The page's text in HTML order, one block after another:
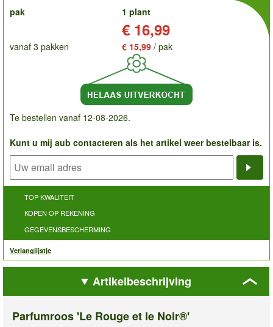
order
pak
1 plant
€ 16,99
vanaf 3 pakken € 15,99 / pak
Te bestellen vanaf 12-08-2026.
Kunt u mij aub contacteren als het artikel weer bestelbaar is.
TOP KWALITEIT
KOPEN OP REKENING
GEGEVENSBESCHERMING
Verlanglijstje
Artikelbeschrijving
Parfumroos 'Le Rouge et le Noir®'